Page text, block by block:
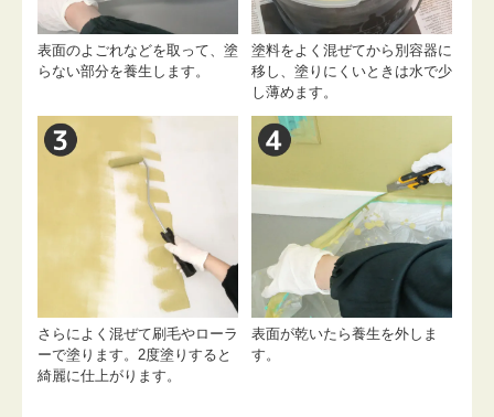
表面のよごれなどを取って、塗
らない部分を養生します。
塗料をよく混ぜてから別容器に
移し、塗りにくいときは水で少
し薄めます。
さらによく混ぜて刷毛やローラ
ーで塗ります。2度塗りすると
綺麗に仕上がります。
表面が乾いたら養生を外しま
す。